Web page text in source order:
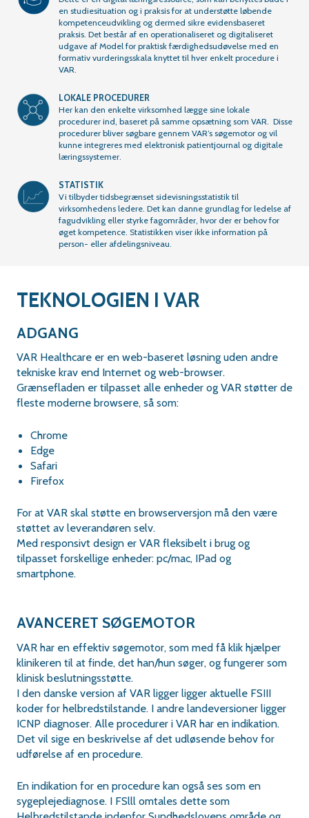
en studiesituation og i praksis for at understøtte løbende
kompetenceudvikling og dermed sikre evidensbaseret
praksis. Det består af en operationaliseret og digitaliseret
udgave af Model for praktisk færdighedsudøvelse med en
formativ vurderingsskala knyttet til hver enkelt procedure i
VAR.
LOKALE PROCEDURER
Her kan den enkelte virksomhed lægge sine lokale
procedurer ind, baseret på samme opsætning som VAR. Disse
procedurer bliver søgbare gennem VAR’s søgemotor og vil
kunne integreres med elektronisk patientjournal og digitale
læringssystemer.
STATISTIK
Vi tilbyder tidsbegrænset sidevisningsstatistik til
virksomhedens ledere. Det kan danne grundlag for ledelse af
fagudvikling eller styrke fagområder, hvor der er behov for
øget kompetence. Statistikken viser ikke information på
person- eller afdelingsniveau.
TEKNOLOGIEN I VAR
ADGANG
VAR Healthcare er en web-baseret løsning uden andre
tekniske krav end Internet og web-browser.
Grænsefladen er tilpasset alle enheder og VAR støtter de
fleste moderne browsere, så som:
Chrome
Edge
Safari
Firefox
For at VAR skal støtte en browserversjon må den være
støttet av leverandøren selv.
Med responsivt design er VAR fleksibelt i brug og
tilpasset forskellige enheder: pc/mac, IPad og
smartphone.
AVANCERET SØGEMOTOR
VAR har en effektiv søgemotor, som med få klik hjælper
klinikeren til at finde, det han/hun søger, og fungerer som
klinisk beslutningsstøtte.
I den danske version af VAR ligger ligger aktuelle FSIII
koder for helbredstilstande. I andre landeversioner ligger
ICNP diagnoser. Alle procedurer i VAR har en indikation.
Det vil sige en beskrivelse af det udløsende behov for
udførelse af en procedure.
En indikation for en procedure kan også ses som en
sygeplejediagnose. I FSlll omtales dette som